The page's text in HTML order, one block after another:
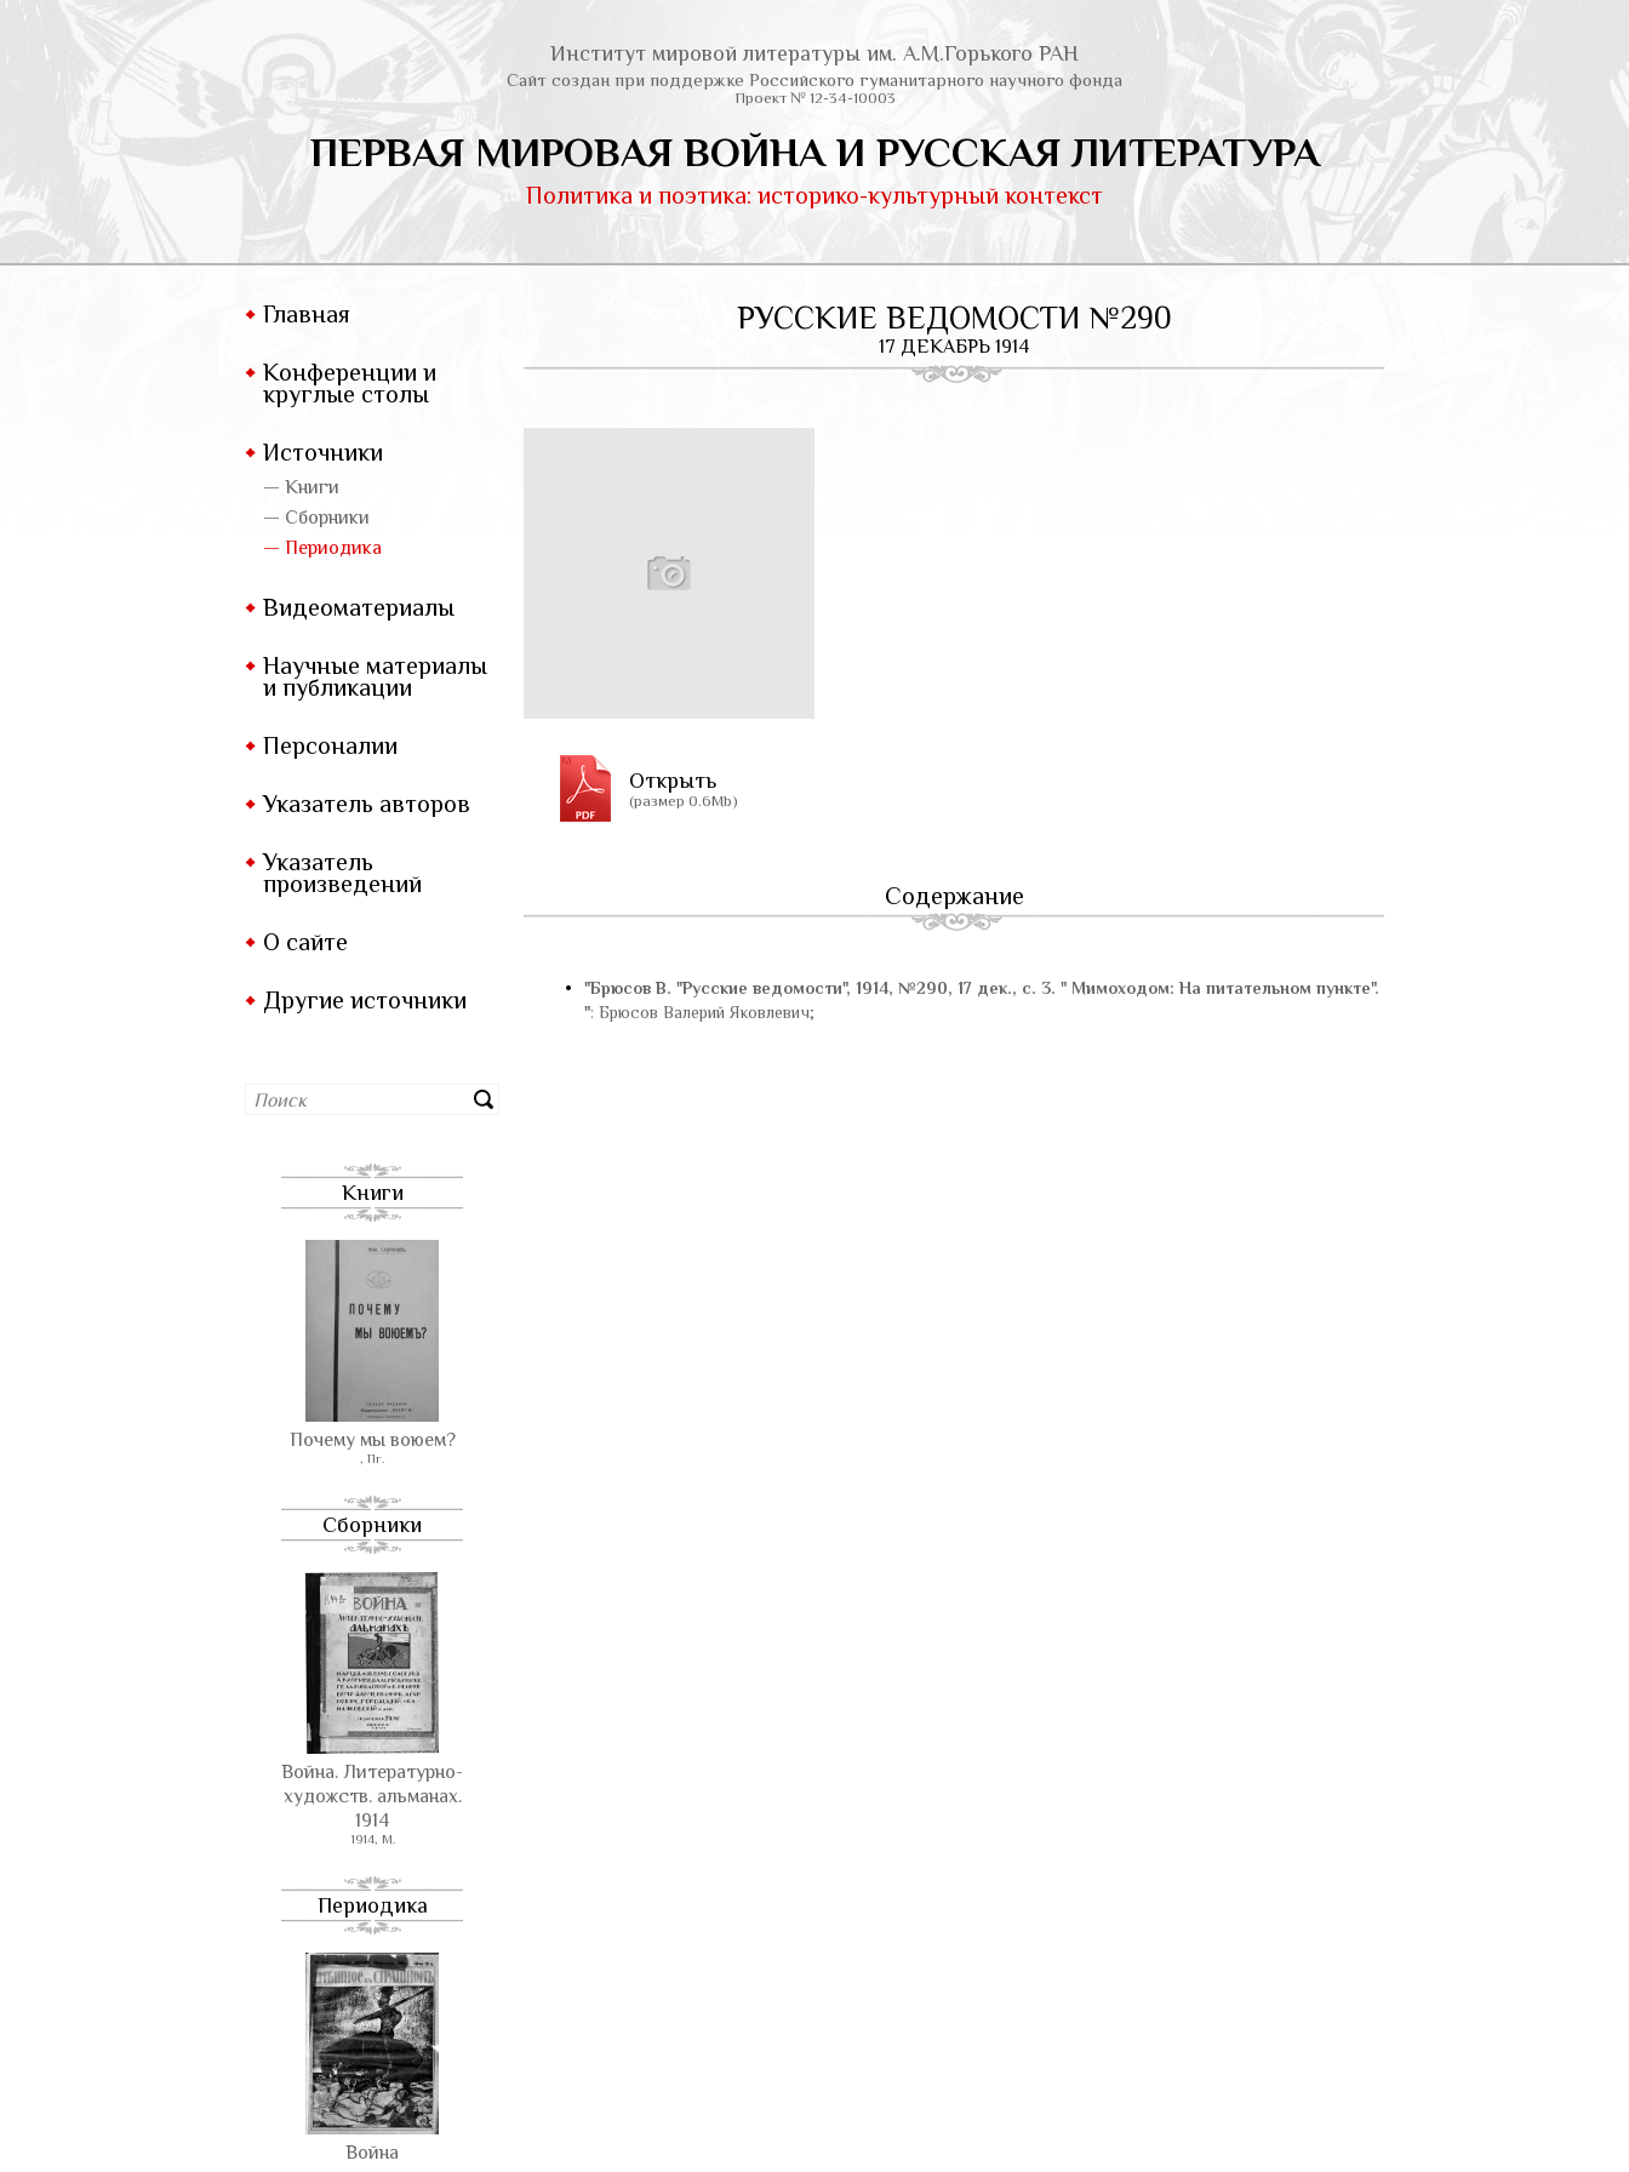
Институт мировой литературы им. А.М.Горького РАН
Сайт создан при поддержке Российского гуманитарного научного фонда
Проект № 12-34-10003
ПЕРВАЯ МИРОВАЯ ВОЙНА И РУССКАЯ ЛИТЕРАТУРА
Политика и поэтика: историко-культурный контекст
Главная
Конференции и
круглые столы
Источники
— Книги
— Сборники
— Периодика
Видеоматериалы
Научные материалы
и публикации
Персоналии
Указатель авторов
Указатель
произведений
О сайте
Другие источники
Книги
Почему мы воюем?
, Пг.
Сборники
Война. Литературно-
художств. альманах.
1914
1914, М.
Периодика
Война
РУССКИЕ ВЕДОМОСТИ №290
17 ДЕКАБРЬ 1914
Открыть
(размер 0.6Mb)
Содержание
•
"Брюсов В. "Русские ведомости", 1914, №290, 17 дек., с. 3. " Мимоходом: На питательном пункте".
": Брюсов Валерий Яковлевич;